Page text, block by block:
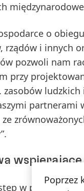
o
rządów i innych
pozwoli nam
przy
zasobów
partnerami
w
Poprzez